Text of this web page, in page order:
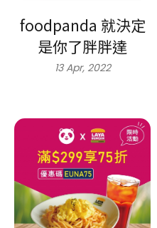
foodpanda 就決定
是你了胖胖達
13 Apr, 2022